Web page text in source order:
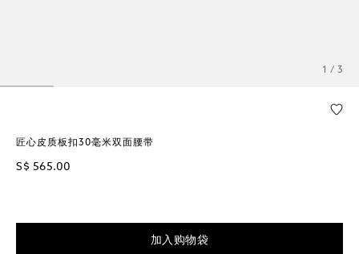
1 / 3
匠心皮质板扣30毫米双面腰带
S$ 565.00
加入购物袋